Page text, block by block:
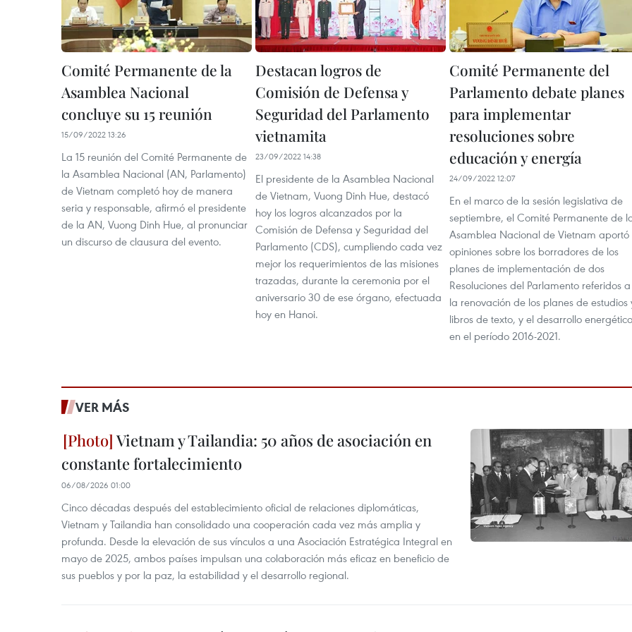
Comité Permanente de la
Asamblea Nacional
concluye su 15 reunión
15/09/2022 13:26
La 15 reunión del Comité Permanente de
la Asamblea Nacional (AN, Parlamento)
de Vietnam completó hoy de manera
seria y responsable, afirmó el presidente
de la AN, Vuong Dinh Hue, al pronunciar
un discurso de clausura del evento.
Destacan logros de
Comisión de Defensa y
Seguridad del Parlamento
vietnamita
23/09/2022 14:38
El presidente de la Asamblea Nacional
de Vietnam, Vuong Dinh Hue, destacó
hoy los logros alcanzados por la
Comisión de Defensa y Seguridad del
Parlamento (CDS), cumpliendo cada vez
mejor los requerimientos de las misiones
trazadas, durante la ceremonia por el
aniversario 30 de ese órgano, efectuada
hoy en Hanoi.
Comité Permanente del
Parlamento debate planes
para implementar
resoluciones sobre
educación y energía
24/09/2022 12:07
En el marco de la sesión legislativa de
septiembre, el Comité Permanente de
Asamblea Nacional de Vietnam aportó
opiniones sobre los borradores de los
planes de implementación de dos
Resoluciones del Parlamento referidos a
la renovación de los planes de estudios
libros de texto, y el desarrollo energético
en el período 2016-2021.
VER MÁS
Vietnam y Tailandia: 50 años de asociación en
constante fortalecimiento
06/08/2026 01:00
Cinco décadas después del establecimiento oficial de relaciones diplomáticas,
Vietnam y Tailandia han consolidado una cooperación cada vez más amplia y
profunda. Desde la elevación de sus vínculos a una Asociación Estratégica Integral en
mayo de 2025, ambos países impulsan una colaboración más eficaz en beneficio de
sus pueblos y por la paz, la estabilidad y el desarrollo regional.